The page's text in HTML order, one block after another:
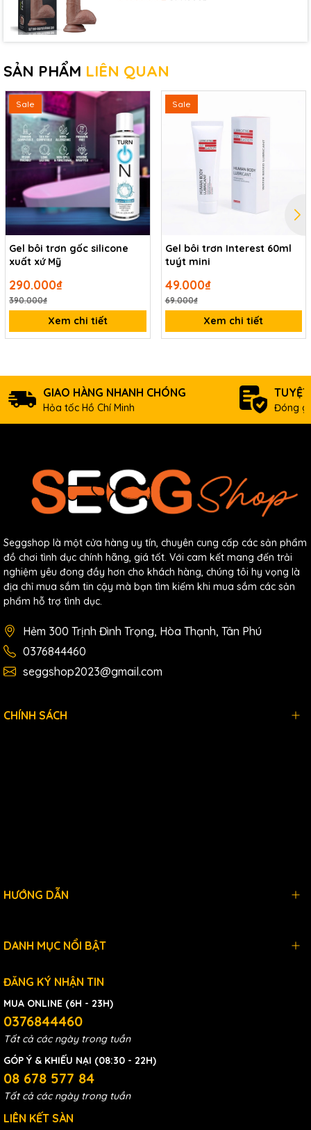
SẢN PHẨM LIÊN QUAN
Sale
Gel bôi trơn gốc silicone
xuất xứ Mỹ
290.000₫
390.000₫
Xem chi tiết
Sale
Gel bôi trơn Interest 60ml
tuýt mini
49.000₫
69.000₫
Xem chi tiết
GIAO HÀNG NHANH CHÓNG
Hỏa tốc Hồ Chí Minh Đóng
Seggshop là một cửa hàng uy tín, chuyên cung cấp các sản phẩm
đồ chơi tình dục chính hãng, giá tốt. Với cam kết mang đến trải
nghiệm yêu đong đầy hơn cho khách hàng, chúng tôi hy vọng là
địa chỉ mua sắm tin cậy mà bạn tìm kiếm khi mua sắm các sản
phẩm hỗ trợ tình dục.
Hẻm 300 Trịnh Đình Trọng, Hòa Thạnh, Tân Phú
0376844460
seggshop2023@gmail.com
CHÍNH SÁCH
HƯỚNG DẪN
DANH MỤC NỔI BẬT
ĐĂNG KÝ NHẬN TIN
MUA ONLINE (6H - 23H)
0376844460
Tất cả các ngày trong tuần
GÓP Ý & KHIẾU NẠI (08:30 - 22H)
08 678 577 84
Tất cả các ngày trong tuần
LIÊN KẾT SÀN